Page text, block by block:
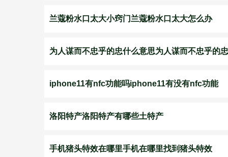
兰蔻粉水口太大小窍门兰蔻粉水口太大怎么办
为人谋而不忠乎的忠什么意思为人谋而不忠乎的
iphone11有nfc功能吗iphone11有没有nfc功能
洛阳特产洛阳特产有哪些土特产
手机猪头特效在哪里手机在哪里找到猪头特效